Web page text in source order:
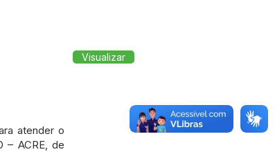
atender o
– ACRE, de
Visualizar